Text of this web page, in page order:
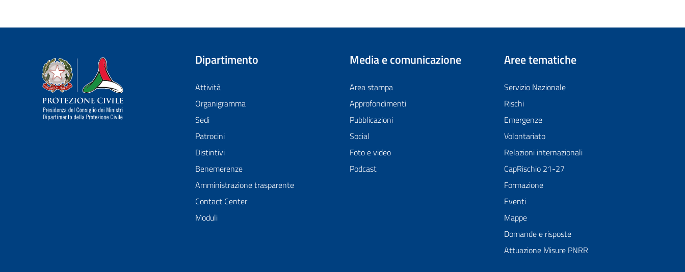
Dipartimento della Protezione Civile
Dipartimento
Attività
Organigramma
Sedi
Patrocini
Distintivi
Benemerenze
Amministrazione trasparente
Contact Center
Moduli
Media e comunicazione
Area stampa
Approfondimenti
Pubblicazioni
Social
Foto e video
Podcast
Aree tematiche
Servizio Nazionale
Rischi
Emergenze
Volontariato
Relazioni internazionali
CapRischio 21-27
Formazione
Eventi
Mappe
Domande e risposte
Attuazione Misure PNRR